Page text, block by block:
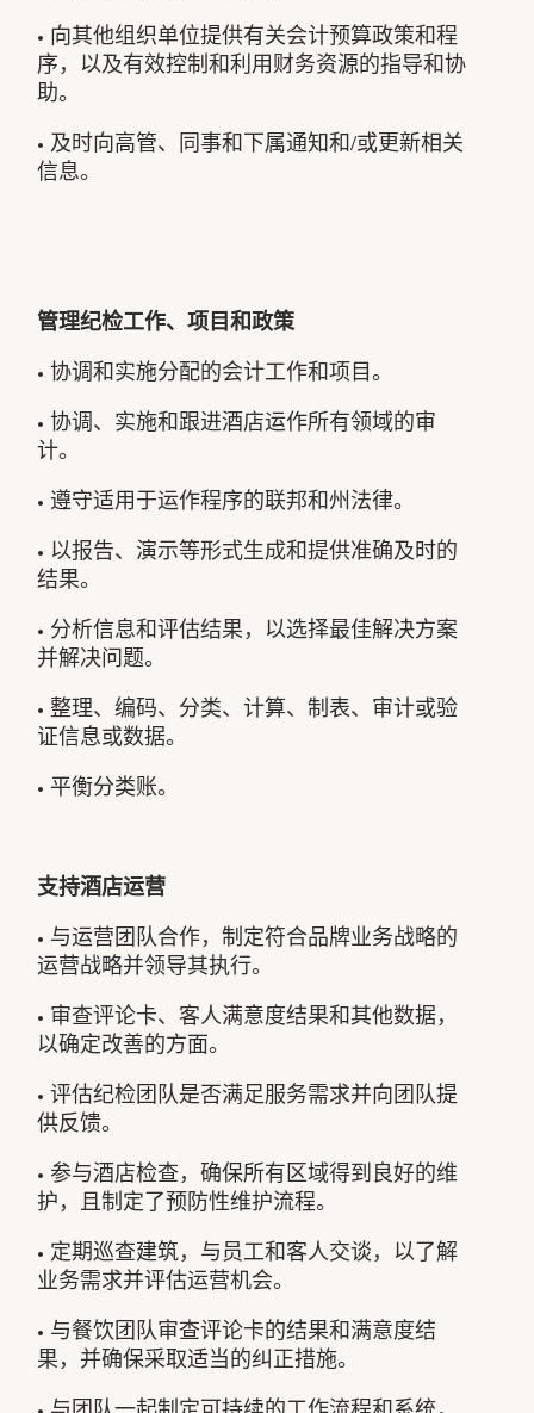
• 向其他组织单位提供有关会计预算政策和程
序，以及有效控制和利用财务资源的指导和协
助。
• 及时向高管、同事和下属通知和/或更新相关
信息。
管理纪检工作、项目和政策
• 协调和实施分配的会计工作和项目。
• 协调、实施和跟进酒店运作所有领域的审
计。
• 遵守适用于运作程序的联邦和州法律。
• 以报告、演示等形式生成和提供准确及时的
结果。
• 分析信息和评估结果，以选择最佳解决方案
并解决问题。
• 整理、编码、分类、计算、制表、审计或验
证信息或数据。
• 平衡分类账。
支持酒店运营
• 与运营团队合作，制定符合品牌业务战略​​的
运营战略并领导其执行。
• 审查评论卡、客人满意度结果和其他数据，
以确定改善的方面。
• 评估纪检团队是否满足服务需求并向团队提
供反馈。
• 参与酒店检查，确保所有区域得到良好的维
护，且制定了预防性维护流程。
• 定期巡查建筑，与员工和客人交谈，以了解
业务需求并评估运营机会。
• 与餐饮团队审查评论卡的结果和满意度结
果，并确保采取适当的纠正措施。